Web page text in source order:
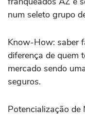
num seleto grupo
Know-How: saber
diferença de quem
mercado sendo
seguros.
Potencialização de